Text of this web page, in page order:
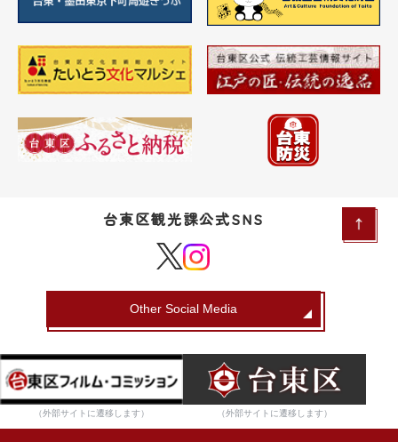
台東区観光課公式SNS
Other Social Media
（外部サイトに遷移します） （外部サイトに遷移します）